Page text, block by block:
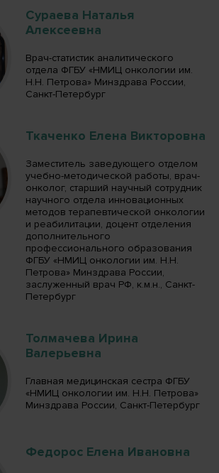
Сураева Наталья
Алексеевна
Врач-статистик аналитического
отдела ФГБУ «НМИЦ онкологии им.
Н.Н. Петрова» Минздрава России,
Санкт-Петербург
Ткаченко Елена Викторовна
Заместитель заведующего отделом
учебно-методической работы, врач-
онколог, старший научный сотрудник
научного отдела инновационных
методов терапевтической онкологии
и реабилитации, доцент отделения
дополнительного
профессионального образования
ФГБУ «НМИЦ онкологии им. Н.Н.
Петрова» Минздрава России,
заслуженный врач РФ, к.м.н., Санкт-
Петербург
Толмачева Ирина
Валерьевна
Главная медицинская сестра ФГБУ
«НМИЦ онкологии им. Н.Н. Петрова»
Минздрава России, Санкт-Петербург
Федорос Елена Ивановна